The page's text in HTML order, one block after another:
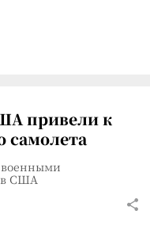
привели к
самолета
военными
в США